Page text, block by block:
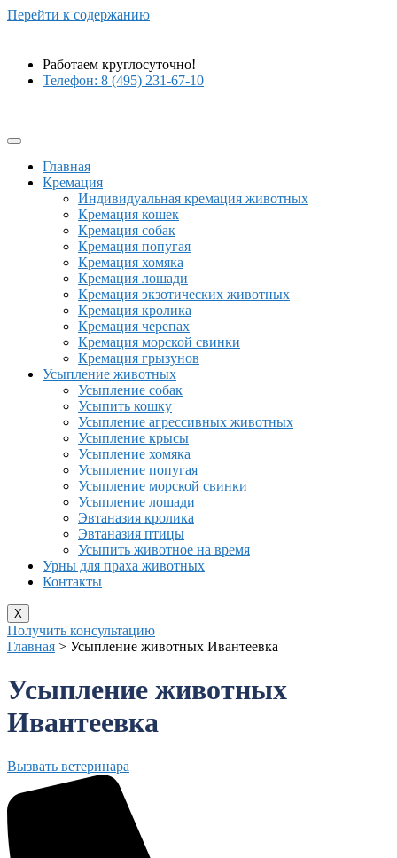
Перейти к содержанию
Работаем круглосуточно!
Телефон: 8 (495) 231-67-10
Главная
Кремация
Индивидуальная кремация животных
Кремация кошек
Кремация собак
Кремация попугая
Кремация хомяка
Кремация лошади
Кремация экзотических животных
Кремация кролика
Кремация черепах
Кремация морской свинки
Кремация грызунов
Усыпление животных
Усыпление собак
Усыпить кошку
Усыпление агрессивных животных
Усыпление крысы
Усыпление хомяка
Усыпление попугая
Усыпление морской свинки
Усыпление лошади
Эвтаназия кролика
Эвтаназия птицы
Усыпить животное на время
Урны для праха животных
Контакты
X
Получить консультацию
Главная > Усыпление животных Ивантеевка
Усыпление животных
Ивантеевка
Вызвать ветеринара